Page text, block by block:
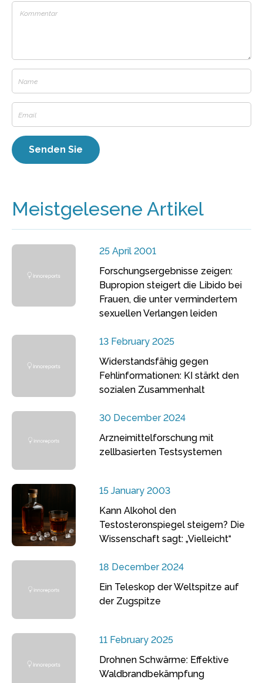
Meistgelesene Artikel
25 April 2001
Forschungsergebnisse zeigen:
Bupropion steigert die Libido bei
Frauen, die unter vermindertem
sexuellen Verlangen leiden
13 February 2025
Widerstandsfähig gegen
Fehlinformationen: KI stärkt den
sozialen Zusammenhalt
30 December 2024
Arzneimittelforschung mit
zellbasierten Testsystemen
15 January 2003
Kann Alkohol den
Testosteronspiegel steigern? Die
Wissenschaft sagt: „Vielleicht“
18 December 2024
Ein Teleskop der Weltspitze auf
der Zugspitze
11 February 2025
Drohnen Schwärme: Effektive
Waldbrandbekämpfung